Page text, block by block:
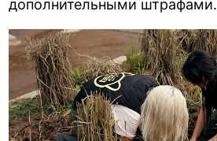
дополнительными штрафами.